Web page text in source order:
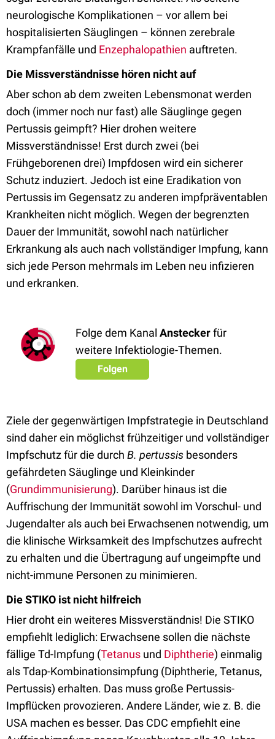
neurologische Komplikationen – vor allem bei
hospitalisierten Säuglingen – können zerebrale
Krampfanfälle und Enzephalopathien auftreten.
Die Missverständnisse hören nicht auf
Aber schon ab dem zweiten Lebensmonat werden
doch (immer noch nur fast) alle Säuglinge gegen
Pertussis geimpft? Hier drohen weitere
Missverständnisse! Erst durch zwei (bei
Frühgeborenen drei) Impfdosen wird ein sicherer
Schutz induziert. Jedoch ist eine Eradikation von
Pertussis im Gegensatz zu anderen impfpräventablen
Krankheiten nicht möglich. Wegen der begrenzten
Dauer der Immunität, sowohl nach natürlicher
Erkrankung als auch nach vollständiger Impfung, kann
sich jede Person mehrmals im Leben neu infizieren
und erkranken.
Folge dem Kanal Ansteckerfür
weitere Infektiologie-Themen.
Folgen
Ziele der gegenwärtigen Impfstrategie in Deutschland
sind daher ein möglichst frühzeitiger und vollständiger
Impfschutz für die durch B. pertussis besonders
gefährdeten Säuglinge und Kleinkinder
(Grundimmunisierung). Darüber hinaus ist die
Auffrischung der Immunität sowohl im Vorschul- und
Jugendalter als auch bei Erwachsenen notwendig, um
die klinische Wirksamkeit des Impfschutzes aufrecht
zu erhalten und die Übertragung auf ungeimpfte und
nicht-immune Personen zu minimieren.
Die STIKO ist nicht hilfreich
Hier droht ein weiteres Missverständnis! Die STIKO
empfiehlt lediglich: Erwachsene sollen die nächste
fällige Td-Impfung (Tetanus und Diphtherie) einmalig
als Tdap-Kombinationsimpfung (Diphtherie, Tetanus,
Pertussis) erhalten. Das muss große Pertussis-
Impflücken provozieren. Andere Länder, wie z. B. die
USA machen es besser. Das CDC empfiehlt eine